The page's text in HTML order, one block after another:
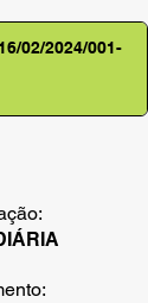
02/2024/001-